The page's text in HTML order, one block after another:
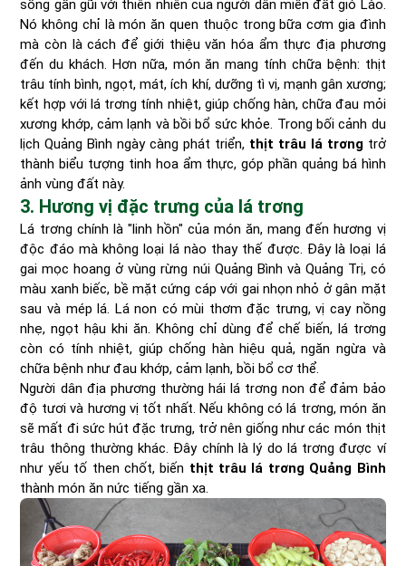
sống gần gũi với thiên nhiên của người dân miền đất gió Lào.
Nó không chỉ là món ăn quen thuộc trong bữa cơm gia đình
mà còn là cách để giới thiệu văn hóa ẩm thực địa phương
đến du khách. Hơn nữa, món ăn mang tính chữa bệnh: thịt
trâu tính bình, ngọt, mát, ích khí, dưỡng tì vị, mạnh gân xương;
kết hợp với lá trơng tính nhiệt, giúp chống hàn, chữa đau mỏi
xương khớp, cảm lạnh và bồi bổ sức khỏe. Trong bối cảnh du
lịch Quảng Bình ngày càng phát triển, thịt trâu lá trơngtrở
thành biểu tượng tinh hoa ẩm thực, góp phần quảng bá hình
ảnh vùng đất này.
3. Hương vị đặc trưng của lá trơng
Lá trơng chính là "linh hồn" của món ăn, mang đến hương vị
độc đáo mà không loại lá nào thay thế được. Đây là loại lá
gai mọc hoang ở vùng rừng núi Quảng Bình và Quảng Trị, có
màu xanh biếc, bề mặt cứng cáp với gai nhọn nhỏ ở gân mặt
sau và mép lá. Lá non có mùi thơm đặc trưng, vị cay nồng
nhẹ, ngọt hậu khi ăn. Không chỉ dùng để chế biến, lá trơng
còn có tính nhiệt, giúp chống hàn hiệu quả, ngăn ngừa và
chữa bệnh như đau khớp, cảm lạnh, bồi bổ cơ thể.
Người dân địa phương thường hái lá trơng non để đảm bảo
độ tươi và hương vị tốt nhất. Nếu không có lá trơng, món ăn
sẽ mất đi sức hút đặc trưng, trở nên giống như các món thịt
trâu thông thường khác. Đây chính là lý do lá trơng được ví
như yếu tố then chốt, biến thịt trâu lá trơng Quảng Bình
thành món ăn nức tiếng gần xa.